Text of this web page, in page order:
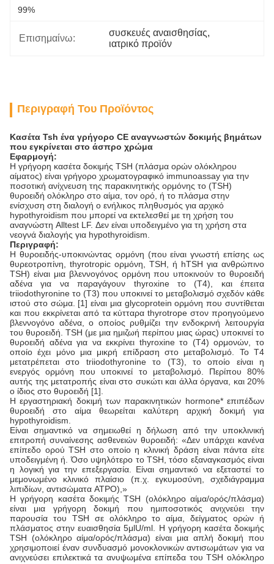
99%
Επισημαίνω:
συσκευές αναισθησίας,
ιατρικό προϊόν
Περιγραφή Του Προϊόντος
Κασέτα Tsh ένα γρήγορο CE αναγνωστών δοκιμής βημάτων
που εγκρίνεται στο άσπρο χρώμα
Εφαρμογή:
Η γρήγορη κασέτα δοκιμής TSH (πλάσμα ορών ολόκληρου
αίματος) είναι γρήγορο χρωματογραφικό immunoassay για την
ποσοτική ανίχνευση της παρακινητικής ορμόνης το (TSH)
θυροειδή ολόκληρο στο αίμα, τον ορό, ή το πλάσμα στην
ενίσχυση στη διαλογή ο ενήλικος πληθυσμός για αρχικό
hypothyroidism που μπορεί να εκτελεσθεί με τη χρήση του
αναγνώστη Alltest LF. Δεν είναι υποδειγμένο για τη χρήση στα
νεογνά διαλογής για hypothyroidism.
Περιγραφή:
Η θυροειδής-υποκινώντας ορμόνη (που είναι γνωστή επίσης ως
θυρεοτροπίνη, thyrotropic ορμόνη, TSH, ή hTSH για ανθρώπινο
TSH) είναι μια βλεννογόνος ορμόνη που υποκινούν το θυροειδή
αδένα για να παραγάγουν thyroxine το (T4), και έπειτα
triiodothyronine το (T3) που υποκινεί το μεταβολισμό σχεδόν κάθε
ιστού στο σώμα. [1] είναι μια glycoprotein ορμόνη που συντίθεται
και που εκκρίνεται από τα κύτταρα thyrotrope στον προηγούμενο
βλεννογόνο αδένα, ο οποίος ρυθμίζει την ενδοκρινή λειτουργία
του θυροειδή. TSH (με μια ημιζωή περίπου μιας ώρας) υποκινεί το
θυροειδή αδένα για να εκκρίνει thyroxine το (T4) ορμονών, το
οποίο έχει μόνο μια μικρή επίδραση στο μεταβολισμό. Το T4
μετατρέπεται στο triiodothyronine το (T3), το οποίο είναι η
ενεργός ορμόνη που υποκινεί το μεταβολισμό. Περίπου 80%
αυτής της μετατροπής είναι στο συκώτι και άλλα όργανα, και 20%
ο ίδιος στο θυροειδή [1].
Η εργαστηριακή δοκιμή των παρακινητικών hormone* επιπέδων
θυροειδή στο αίμα θεωρείται καλύτερη αρχική δοκιμή για
hypothyroidism.
Είναι σημαντικό να σημειωθεί η δήλωση από την υποκλινική
επιτροπή συναίνεσης ασθενειών θυροειδή: «Δεν υπάρχει κανένα
επίπεδο ορού TSH στο οποίο η κλινική δράση είναι πάντα είτε
υποδειγμένη ή. Όσο υψηλότερο το TSH, τόσο εξαναγκασμός είναι
η λογική για την επεξεργασία. Είναι σημαντικό να εξεταστεί το
μεμονωμένο κλινικό πλαίσιο (π.χ. εγκυμοσύνη, σχεδιάγραμμα
λιπιδίων, αντισώματα ATPO),»
Η γρήγορη κασέτα δοκιμής TSH (ολόκληρο αίμα/ορός/πλάσμα)
είναι μια γρήγορη δοκιμή που ημιποσοτικός ανιχνεύει την
παρουσία του TSH σε ολόκληρο το αίμα, δείγματος ορών ή
πλάσματος στην ευαισθησία 5μlU/ml. Η γρήγορη κασέτα δοκιμής
TSH (ολόκληρο αίμα/ορός/πλάσμα) είναι μια απλή δοκιμή που
χρησιμοποιεί έναν συνδυασμό μονοκλονικών αντισωμάτων για να
ανιχνεύσει επιλεκτικά τα ανυψωμένα επίπεδα του TSH ολόκληρο